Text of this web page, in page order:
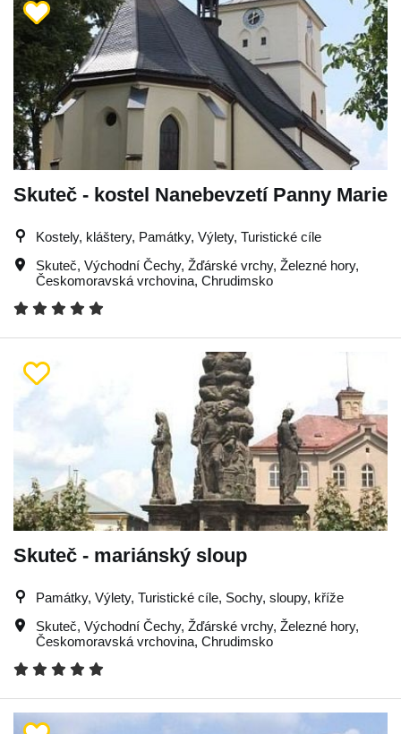
Skuteč - kostel Nanebevzetí Panny Marie
Kostely, kláštery, Památky, Výlety, Turistické cíle
Skuteč, Východní Čechy, Žďárské vrchy, Železné hory,
Českomoravská vrchovina, Chrudimsko
Skuteč - mariánský sloup
Památky, Výlety, Turistické cíle, Sochy, sloupy, kříže
Skuteč, Východní Čechy, Žďárské vrchy, Železné hory,
Českomoravská vrchovina, Chrudimsko